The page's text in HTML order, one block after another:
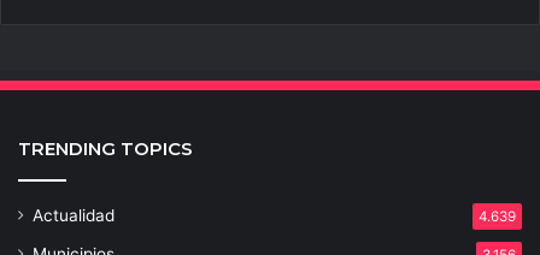
TRENDING TOPICS
Actualidad 4.639